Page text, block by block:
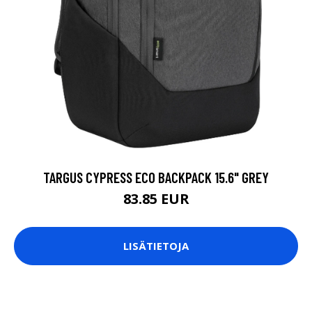
TARGUS CYPRESS ECO BACKPACK 15.6" GREY
83.85 EUR
LISÄTIETOJA